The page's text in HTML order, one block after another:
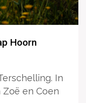
Hoorn
In
en Coen